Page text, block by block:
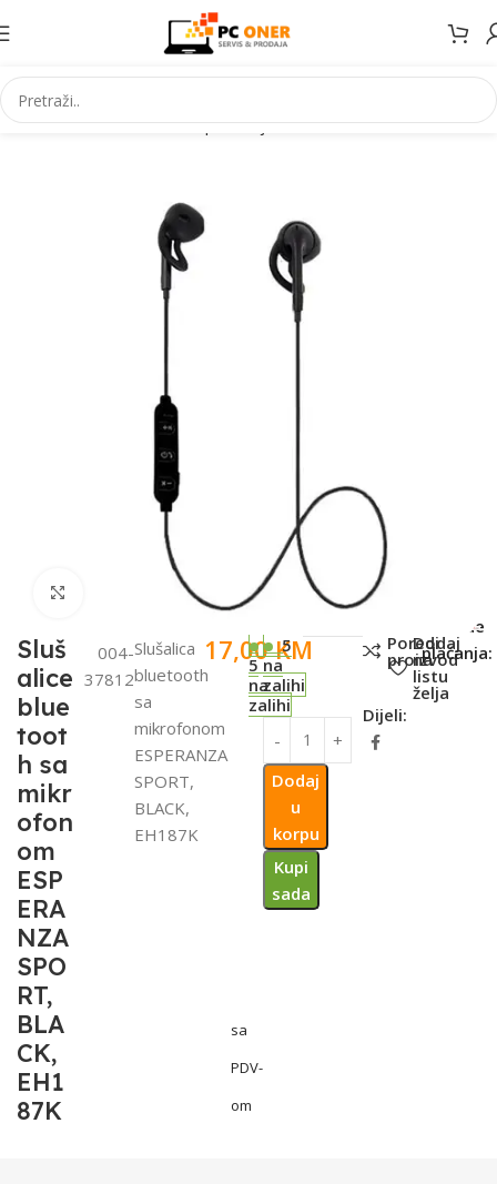
Početna Informatika PC periferija Slušalice
Click to enlarge
Sluš
alice
blue
toot
h sa
mikr
ofon
om
ESP
ERA
NZA
SPO
RT,
BLA
CK,
EH1
87K
004-
37812
Slušalica
bluetooth
sa
mikrofonom
ESPERANZA
SPORT,
BLACK,
EH187K
17,00KM
sa
PDV-
om
5
na
zalihi
5
na
zalihi
Dodaj
u
korpu
Kupi
sada
Poredi
proizvod
Dodaj
na
listu
želja
Dijeli:
Metode
plaćanja: